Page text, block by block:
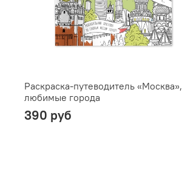
Раскраска-путеводитель «Москва»,
любимые города
390 руб